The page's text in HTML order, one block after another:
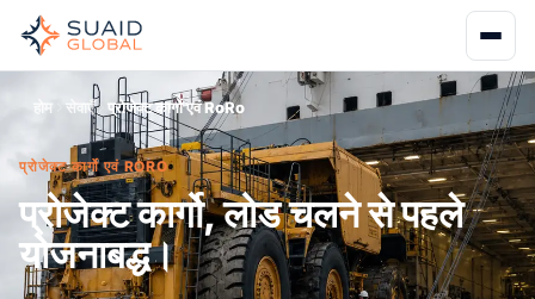
होम सेवाएँ प्रोजेक्ट कार्गो एवं RoRo
प्रोजेक्ट कार्गो एवं RORO
प्रोजेक्ट कार्गो, लोड चलने से पहले
योजनाबद्ध।